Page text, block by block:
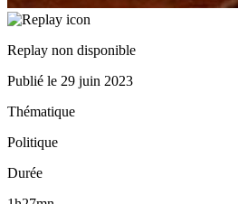
Replay non disponible
Publié le 29 juin 2023
Thématique
Politique
Durée